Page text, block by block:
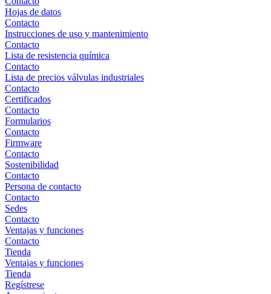
Hojas de datos
Contacto
Instrucciones de uso y mantenimiento
Contacto
Lista de resistencia química
Contacto
Lista de precios válvulas industriales
Contacto
Certificados
Contacto
Formularios
Contacto
Firmware
Contacto
Sostenibilidad
Contacto
Persona de contacto
Contacto
Sedes
Contacto
Ventajas y funciones
Contacto
Tienda
Ventajas y funciones
Tienda
Regístrese